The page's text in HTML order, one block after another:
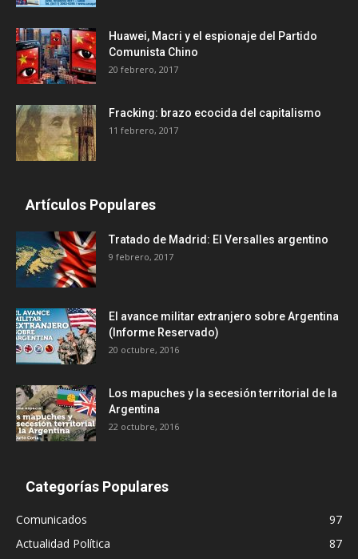
Huawei, Macri y el espionaje del Partido
Comunista Chino
20 febrero, 2017
Fracking: brazo ecocida del capitalismo
11 febrero, 2017
Artículos Populares
Tratado de Madrid: El Versalles argentino
9 febrero, 2017
El avance militar extranjero sobre Argentina
(Informe Reservado)
20 octubre, 2016
Los mapuches y la secesión territorial de la
Argentina
22 octubre, 2016
Categorías Populares
Comunicados
97
Actualidad Política
87